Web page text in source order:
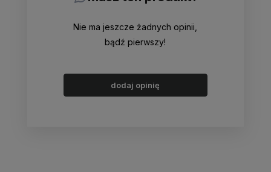
Nie ma jeszcze żadnych opinii,
bądź pierwszy!
dodaj opinię